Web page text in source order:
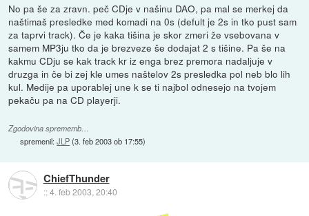
No pa še za zravn. peč CDje v našinu DAO, pa mal se merkej da
naštimaš presledke med komadi na 0s (defult je 2s in tko pust sam
za taprvi track). Če je kaka tišina je skor zmeri že vsebovana v
samem MP3ju tko da je brezveze še dodajat 2 s tišine. Pa še na
kakmu CDju se kak track kr iz enga brez premora nadaljuje v
druzga in če bi zej kle umes naštelov 2s presledka pol neb blo lih
kul. Medije pa uporablej une k se ti najbol odnesejo na tvojem
pekaču pa na CD playerji.
Zgodovina sprememb…
spremenil:JLP(3. feb 2003 ob 17:55)
ChiefThunder
::4. feb 2003, 20:40